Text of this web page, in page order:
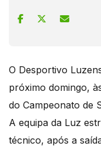
O Desportivo
próximo domingo,
do Campeonato de
A equipa da Luz
técnico, após a